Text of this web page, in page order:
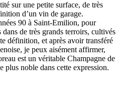
sur une petite surface, de très
d’un vin de garage.
90 à Saint-Emilion, pour
de très grands terroirs, cultivés
définition, et après avoir transféré
je peux aisément affirmer,
est un véritable Champagne de
plus noble dans cette expression.